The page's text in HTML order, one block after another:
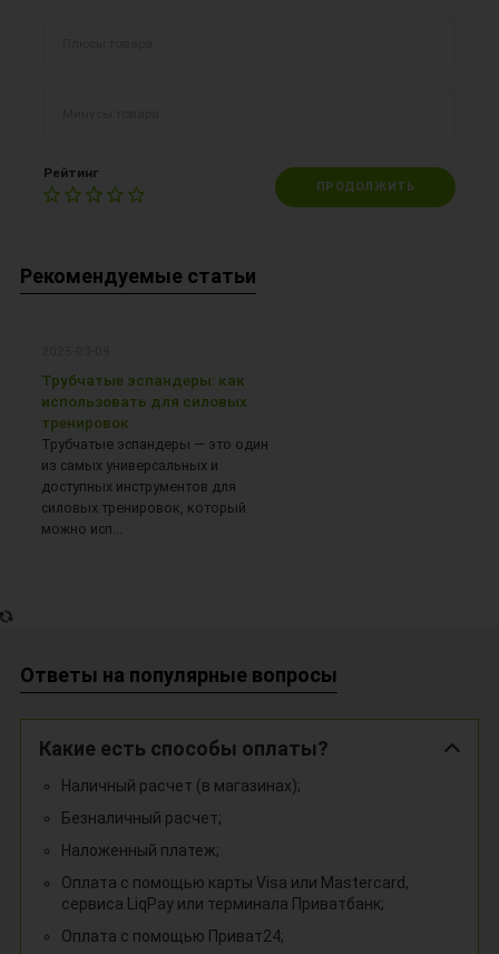
Рейтинг
ПРОДОЛЖИТЬ
Рекомендуемые статьи
Трубчатые эспандеры: как
использовать для силовых
тренировок
Трубчатые эспандеры — это один
из самых универсальных и
доступных инструментов для
силовых тренировок, который
можно исп...
Ответы на популярные вопросы
Какие есть способы оплаты?
Наличный расчет (в магазинах);
Безналичный расчет;
Наложенный платеж;
Оплата с помощью карты Visa или Mastercard,
сервиса LiqPay или терминала Приватбанк;
Оплата с помощью Приват24;